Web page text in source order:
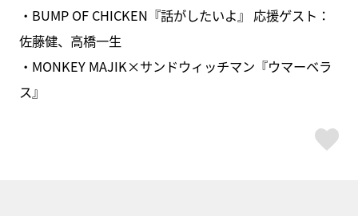
・BUMP OF CHICKEN『話がしたいよ』 応援ゲスト：
佐藤健、高橋一生
・MONKEY MAJIK×サンドウィッチマン『ウマーベラ
ス』